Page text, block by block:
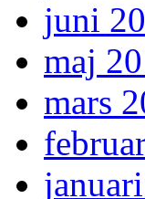
juni
maj
mars